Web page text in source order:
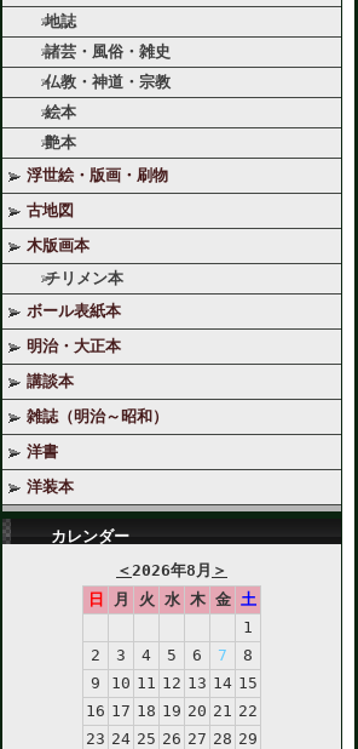
地誌
諸芸・風俗・雑史
仏教・神道・宗教
絵本
艶本
浮世絵・版画・刷物
古地図
木版画本
チリメン本
ボール表紙本
明治・大正本
講談本
雑誌（明治～昭和）
洋書
洋装本
カレンダー
＜2026年8月 ＞
日
月 火 水 木 金 土
1
2
3 4 5 6 7
8
9
10 11 12 13 14 15
16 17 18 19 20 21 22
23 24 25 26 27 28 29